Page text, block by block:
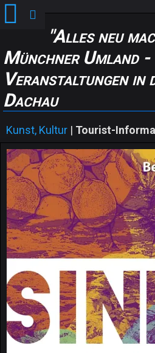
"Alles neu
Münchner Umland -
Veranstaltungen in
Dachau
Kunst, Kultur | Tourist-